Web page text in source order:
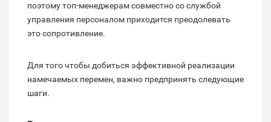
поэтому топ-менеджерам совместно со службой
управления персоналом приходится преодолевать
это сопротивление.
Для того чтобы добиться эффективной реализации
намечаемых перемен, важно предпринять следующие
шаги.